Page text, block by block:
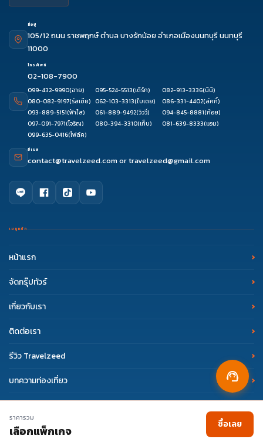
ราคารวม
เลือกแพ็กเกจ ซื้อเลย
ทุกวัน ตลอด 24 ชั่วโมง
support_agent
ที่อยู่
105/12 ถนน ราชพฤกษ์ ตำบล บางรักน้อย อำเภอเมืองนนทบุรี นนทบุรี
11000
โทรศัพท์
02-108-7900
099-432-9990(อาย) 095-524-5513(เติร์ก) 082-913-3336(นินิ)
080-082-9197(รัสเซีย) 062-103-3313(ใบเตย) 086-331-4402(ลัคกี้)
093-889-5151(ฟ้าใส) 061-889-9492(วิววี่) 094-845-8881(ก้อย)
097-091-7971(โจริญ) 080-394-3310(เก็บ) 081-639-8333(แอม)
099-635-0416(โฟล์ค)
อีเมล
contact@travelzeed.comortravelzeed@gmail.com
เมนูหลัก
หน้าแรก
จัดกรุ๊ปทัวร์
เกี่ยวกับเรา
ติดต่อเรา
รีวิว Travelzeed
บทความท่องเที่ยว
Copyright © 2017 Travelzeed. All Rights Reserved.
Terms of Use | Privacy Policy